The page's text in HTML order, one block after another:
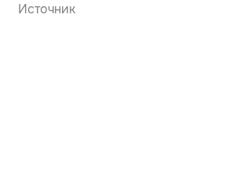
Источник